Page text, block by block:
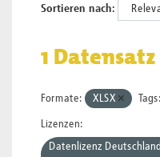
Sortieren nach
1
Formate: XLSX Tags:
Lizenzen:
Datenlizenz